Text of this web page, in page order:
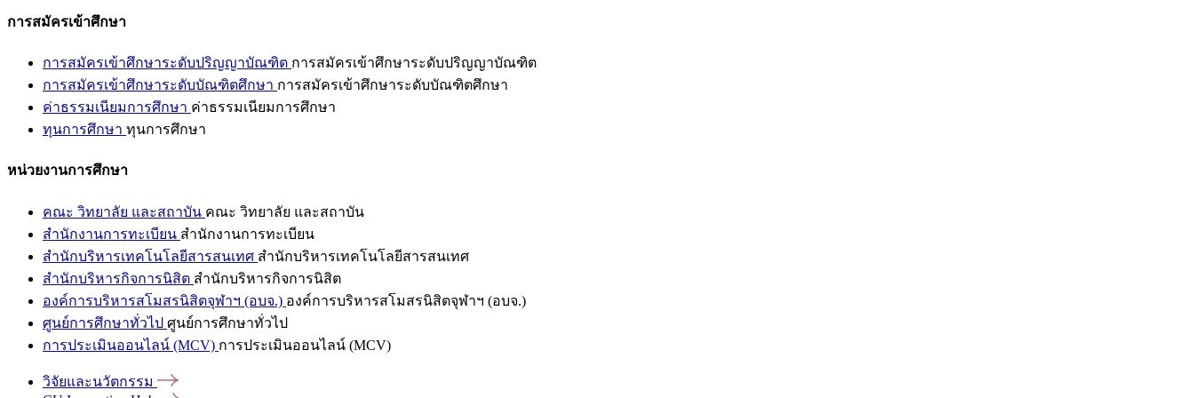
การสมัครเข้าศึกษา
การสมัครเข้าศึกษาระดับปริญญาบัณฑิต การสมัครเข้าศึกษาระดับปริญญาบัณฑิต
การสมัครเข้าศึกษาระดับบัณฑิตศึกษา การสมัครเข้าศึกษาระดับบัณฑิตศึกษา
ค่าธรรมเนียมการศึกษา ค่าธรรมเนียมการศึกษา
ทุนการศึกษา ทุนการศึกษา
หน่วยงานการศึกษา
คณะ วิทยาลัย และสถาบัน คณะ วิทยาลัย และสถาบัน
สำนักงานการทะเบียน สำนักงานการทะเบียน
สำนักบริหารเทคโนโลยีสารสนเทศ สำนักบริหารเทคโนโลยีสารสนเทศ
สำนักบริหารกิจการนิสิต สำนักบริหารกิจการนิสิต
องค์การบริหารสโมสรนิสิตจุฬาฯ (อบจ.) องค์การบริหารสโมสรนิสิตจุฬาฯ (อบจ.)
ศูนย์การศึกษาทั่วไป ศูนย์การศึกษาทั่วไป
การประเมินออนไลน์ (MCV) การประเมินออนไลน์ (MCV)
วิจัยและนวัตกรรม